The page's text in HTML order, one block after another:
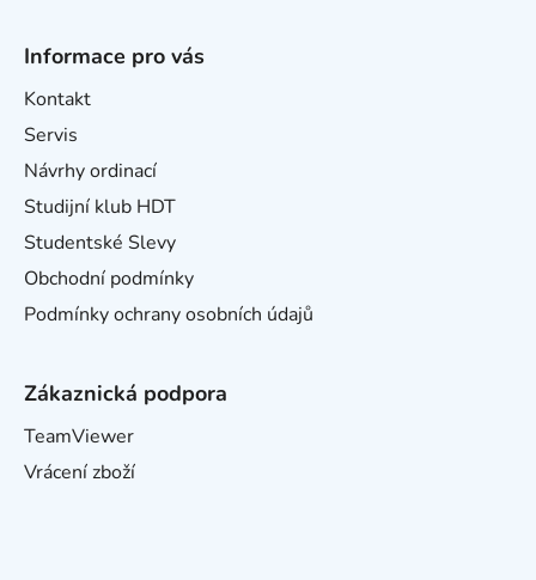
Informace pro vás
Kontakt
Servis
Návrhy ordinací
Studijní klub HDT
Studentské Slevy
Obchodní podmínky
Podmínky ochrany osobních údajů
Zákaznická podpora
TeamViewer
Vrácení zboží